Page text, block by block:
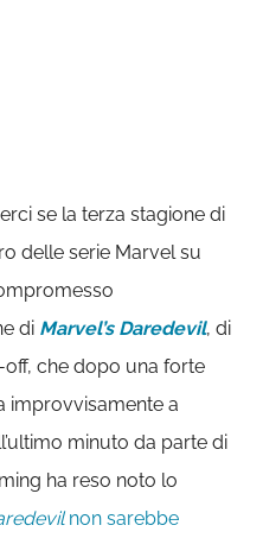
se la terza stagione di
delle serie Marvel su
di Marvel’s Daredevil, di
che dopo una forte
improvvisamente a
minuto da parte di
ha reso noto lo
non sarebbe